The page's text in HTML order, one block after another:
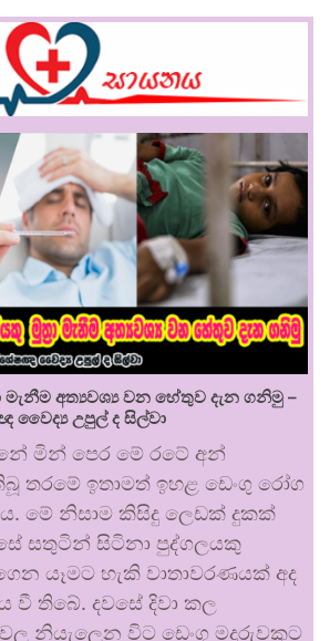
මැනීම අත්‍යවශ්‍ය වන හේතුව දැන ගනිමු –
වෛද්‍ය උපුල් ද සිල්වා
මින් පෙර මේ රටේ අන්
තරමේ ඉතාමත් ඉහළ ඩෙංගු රෝග
මේ නිසාම කිසිදු ලෙඩක් දුකක්
සතුටින් සිටිනා පුද්ගලයකු
යෑමට හැකි වාතාවරණයක් අද
තිබේ. දවසේ දිවා කල
නියැලෙන විට ඩෙංගු මදුරුවකුට